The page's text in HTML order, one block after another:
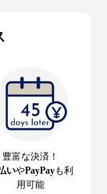
豊富な決済！
いやPayPayも利
用可能